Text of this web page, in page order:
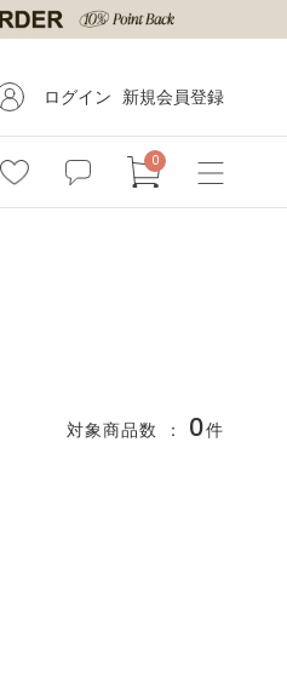
ログイン 新規会員登録
0
対象商品数 ： 0件